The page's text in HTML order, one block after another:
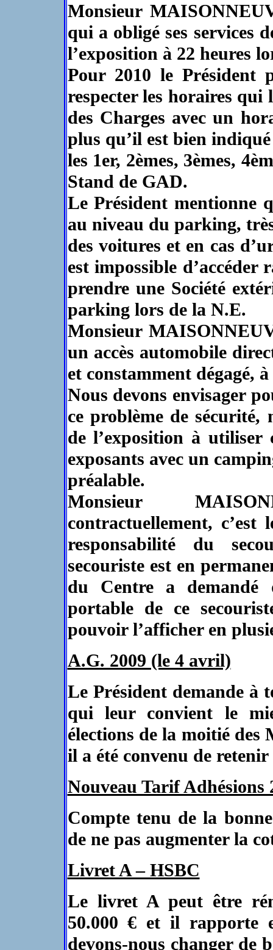
Monsieur
qui a obligé ses services
l’exposition à 22 heures
Pour 2010 le Président
respecter les horaires
des Charges avec un
plus qu’il est bien
les 1er, 2èmes, 3èmes,
Stand de GAD.
Le Président mentionne
au niveau du parking,
des voitures et en cas
est impossible
prendre une Société
parking lors de la N.E.
Monsieur
un accès automobile
et constamment dégagé,
Nous devons envisager
ce problème de sécurité,
de l’exposition à utiliser
exposants avec un
préalable.
Monsieur
contractuellement,
responsabilité du
secouriste est en
du Centre a demandé
portable de ce
pouvoir l’afficher en
A.G. 2009 (le 4 avril)
Le Président demande à
qui leur convient le
élections de la moitié
il a été convenu de
Nouveau Tarif Adhésions
Compte tenu de la
de ne pas augmenter la
Livret A – HSBC
Le livret A peut être
50.000 € et il rapporte
devons-nous changer de